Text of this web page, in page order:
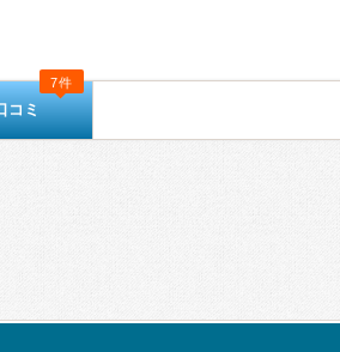
コミ
7件